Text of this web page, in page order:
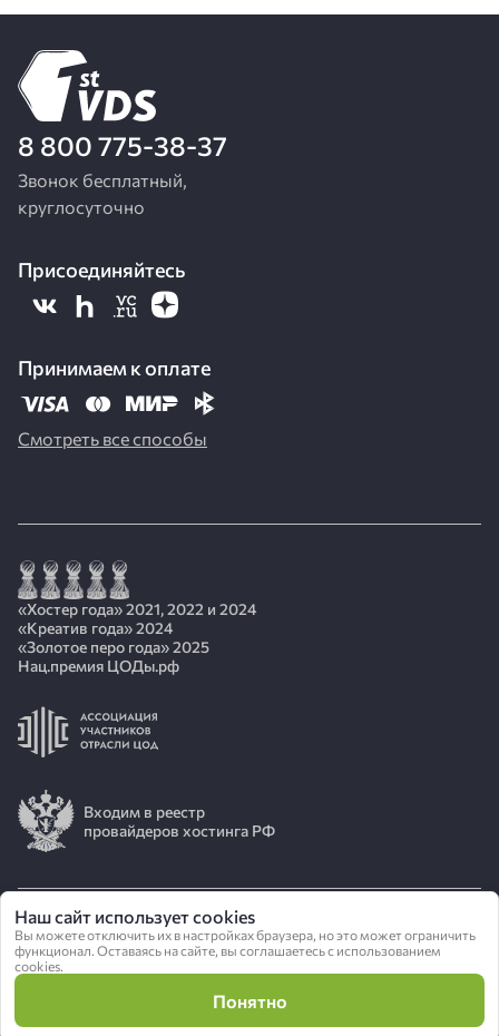
8 800 775-38-37
Звонок бесплатный,
круглосуточно
Присоединяйтесь
Принимаем к оплате
Смотреть все способы
«Хостер года» 2021, 2022 и 2024
«Креатив года» 2024
«Золотое перо года» 2025
Нац.премия ЦОДы.рф
Входим в реестр
провайдеров хостинга РФ
© 2026 АО «ИОТ»
Политика конфиденциальности
Сделано в
Наш сайт использует cookies
Вы можете отключить их в настройках браузера, но это может ограничить
функционал. Оставаясь на сайте, вы соглашаетесь с использованием
cookies.
Понятно